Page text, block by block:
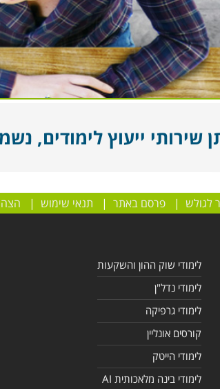
ייעוץ לימודים,
לגולש |פרסם באתר | תנאי שימוש |
לימודי שוק ההון והשקעות
לימודי נדל"ן
לימודי גרפיקה
קורסים אונליין
לימודי הייטק
לימודי בינה מלאכותית AI